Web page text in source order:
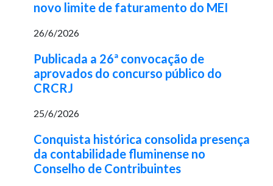
novo limite de faturamento do MEI
26/6/2026
Publicada a 26ª convocação de
aprovados do concurso público do
CRCRJ
25/6/2026
Conquista histórica consolida presença
da contabilidade fluminense no
Conselho de Contribuintes